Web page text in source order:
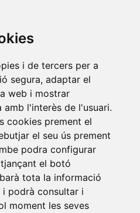
i de tercers per a
segura, adaptar el
web i mostrar
l'interès de l'usuari.
cookies prement el
el seu ús prement
podra configurar
el botó
tota la informació
podrà consultar i
moment les seves
i Situacions Especials